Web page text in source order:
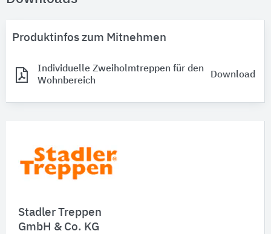
Stadler Treppen
GmbH & Co. KG
Produktinfos zum Mitnehmen
Individuelle Zweiholmtreppen für den
Wohnbereich
Download